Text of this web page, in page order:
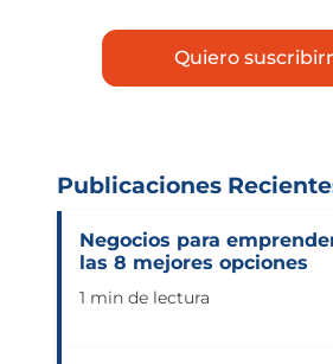
Publicaciones
Negocios para
las 8 mejores opciones
1 min de lectura